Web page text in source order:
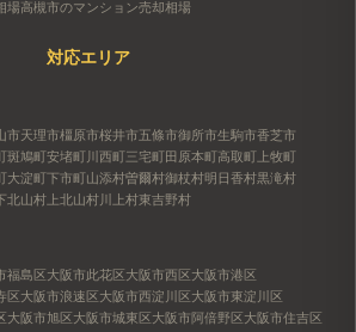
場高槻市のマンション売却相場
対応エリア
市天理市橿原市桜井市五條市御所市生駒市香芝市
斑鳩町安堵町川西町三宅町田原本町高取町 上牧町
大淀町下市町山添村曽爾村御杖村明日香村黒滝村
北山村 上北山村川上村東吉野村
福島区大阪市此花区大阪市西区大阪市港区
区大阪市浪速区大阪市西淀川区大阪市東淀川区
大阪市旭区大阪市城東区大阪市阿倍野区大阪市住吉区